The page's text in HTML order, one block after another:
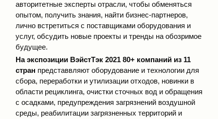
авторитетные эксперты отрасли, чтобы обменяться
опытом, получить знания, найти бизнес-партнеров,
лично встретиться с поставщиками оборудования и
услуг, обсудить новые проекты и тренды на обозримое
будущее.
Наэкспозиции ВэйстТэк 2021 80+ компаний из 11
стран представвляют оборудование и технологии для
сбора, переработки и утилизации отходов, новинки в
области рециклинга, очистки сточных вод и обращения
с осадками, предупреждения загрязнений воздушной
среды, реабилитации загрязненных территорий и